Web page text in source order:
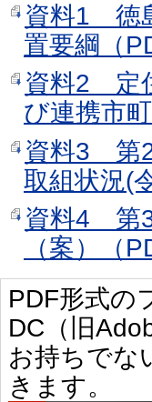
資料1 徳
置要綱（
資料2 定
び連携市
資料3 第2
取組状況(
資料4 第3
（案）（
PDF形式の
DC（旧
お持ちでな
きます。